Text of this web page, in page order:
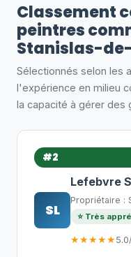
Classement
peintres
Stanislas-
Sélectionnés selon les
l'expérience en milieu
la capacité à gérer des
#2
SL
Lefebvre
Propriétaire :
⭐ Très
★★★★★